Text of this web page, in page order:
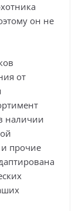
он не
от
наличии
прочие